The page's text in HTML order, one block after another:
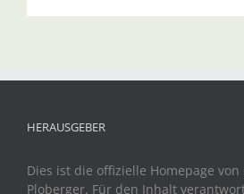
HERAUSGEBER
Dies ist die offizielle Homepage
Ploberger. Für den Inhalt